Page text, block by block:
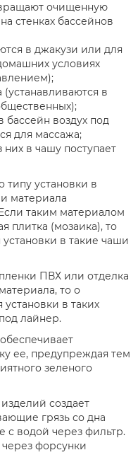
очищенную
стенках бассейнов
в джакузи или для
условиях
в
воздух под
для массажа;
в чашу поступает
типу установки в
материала
таким материалом
плитка (мозаика), то
в такие чаши
ПВХ или отделка
то о
в таких
лайнер.
ее, предупреждая тем
зеленого
создает
грязь со дна
водой через фильтр.
форсунки